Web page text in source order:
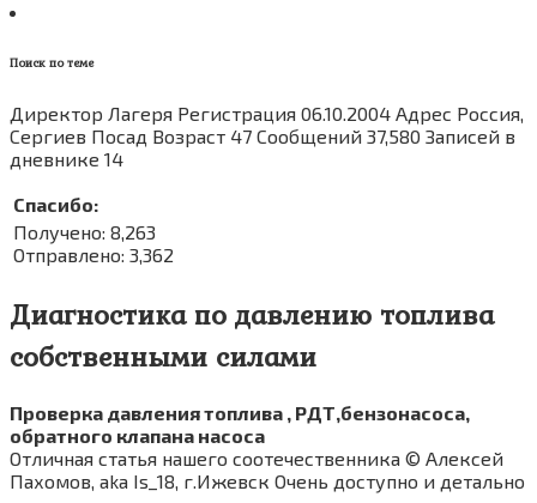
Поиск по теме
Директор Лагеря Регистрация 06.10.2004 Адрес Россия,
Сергиев Посад Возраст 47 Сообщений 37,580 Записей в
дневнике 14
Спасибо:
Получено: 8,263
Отправлено: 3,362
Диагностика по давлению топлива
собственными силами
Проверка давления топлива , РДТ,бензонасоса,
обратного клапана насоса
Отличная статья нашего соотечественника © Алексей
Пахомов, aka Is_18, г.Ижевск Очень доступно и детально